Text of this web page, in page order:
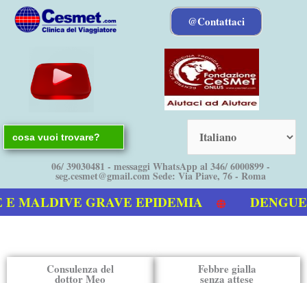
@Contattaci
Search
for:
06/ 39030481 - messaggi WhatsApp al 346/ 6000899 -
seg.cesmet@gmail.com Sede: Via Piave, 76 - Roma
MALDIVE GRAVE EPIDEMIA
DENGUE
Consulenza del
dottor Meo
Febbre gialla
senza attese